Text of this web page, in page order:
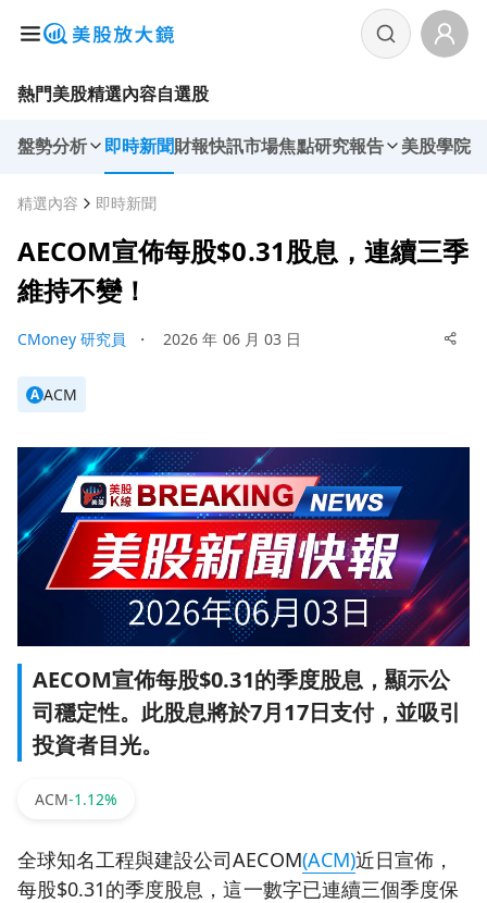
熱門美股精選內容自選股
盤勢分析 即時新聞財報快訊市場焦點研究報告 美股學院
精選內容 即時新聞
AECOM宣佈每股$0.31股息，連續三季
維持不變！
CMoney 研究員 ・ 2026 年 06 月 03 日
A ACM
AECOM宣佈每股$0.31的季度股息，顯示公
司穩定性。此股息將於7月17日支付，並吸引
投資者目光。
ACM-1.12%
全球知名工程與建設公司AECOM(ACM)近日宣佈，
每股$0.31的季度股息，這一數字已連續三個季度保